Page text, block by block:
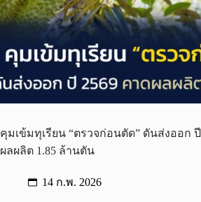
คุมเข้มทุเรียน “ตรวจก่อนตัด” ดันส่งออก
ผลผลิต 1.85 ล้านตัน
14 ก.พ. 2026